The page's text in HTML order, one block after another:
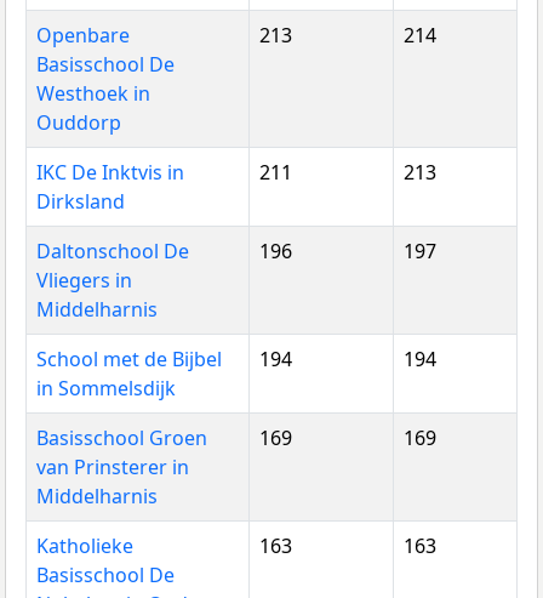
Openbare
Basisschool De
Westhoek in
Ouddorp
213 214
IKC De Inktvis in
Dirksland
211 213
Daltonschool De
Vliegers in
Middelharnis
196 197
School met de Bijbel
in Sommelsdijk
194 194
Basisschool Groen
van Prinsterer in
Middelharnis
169 169
Katholieke
Basisschool De
163 163